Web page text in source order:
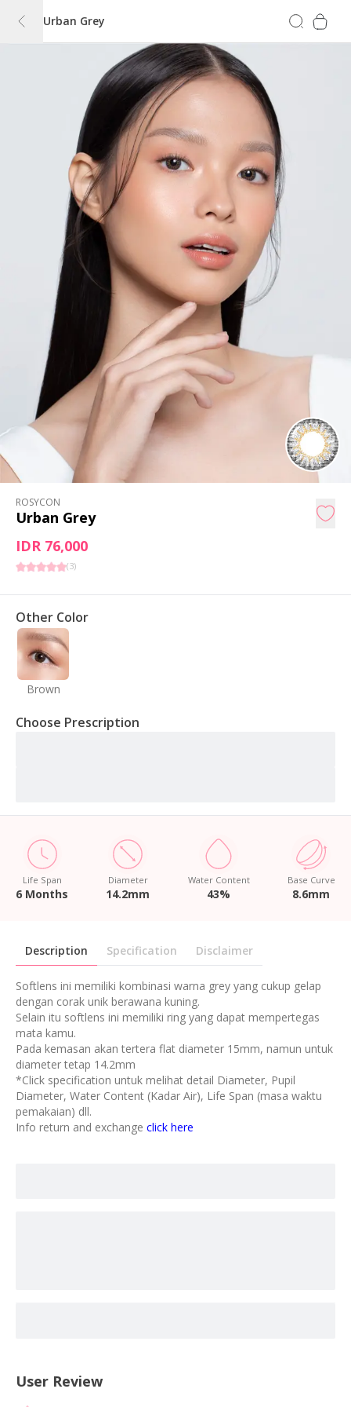
Urban Grey
ROSYCON
Urban Grey
(3)
IDR 76,000
Life Span
6 Months
Diameter
14.2mm
Water Content
43%
Base Curve
8.6mm
Other Color
Brown
Choose Prescription
Description Specification Disclaimer
Softlens ini memiliki kombinasi warna grey yang cukup gelap
dengan corak unik berawana kuning.
Selain itu softlens ini memiliki ring yang dapat mempertegas
mata kamu.
Pada kemasan akan tertera flat diameter 15mm, namun untuk
diameter tetap 14.2mm
*Click specification untuk melihat detail Diameter, Pupil
Diameter, Water Content (Kadar Air), Life Span (masa waktu
pemakaian) dll.
Info return and exchange click here
User Review